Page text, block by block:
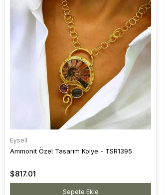
Eysell
Ammonit Özel Tasarım Kolye - TSR1395
$817.01
Sepete Ekle